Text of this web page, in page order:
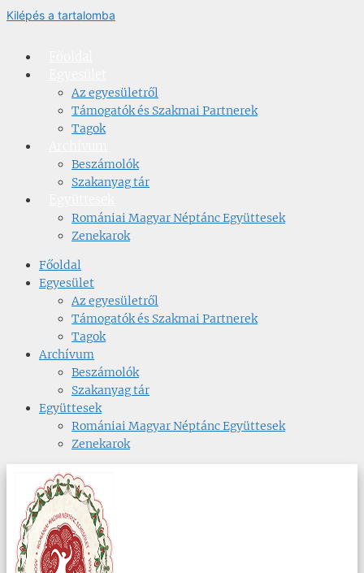
Kilépés a tartalomba
Az egyesületről
Támogatók és Szakmai Partnerek
Tagok
Beszámolók
Szakanyag tár
Romániai Magyar Néptánc Együttesek
Zenekarok
Főoldal
Egyesület
Az egyesületről
Támogatók és Szakmai Partnerek
Tagok
Archívum
Beszámolók
Szakanyag tár
Együttesek
Romániai Magyar Néptánc Együttesek
Zenekarok